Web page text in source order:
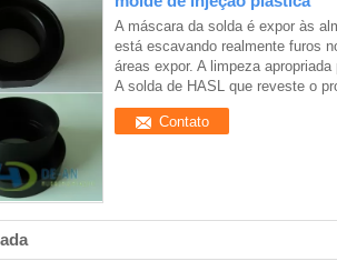
A máscara da solda é expor às
está escavando realmente furos
áreas expor. A limpeza
A solda de HASL que reveste o
Contato